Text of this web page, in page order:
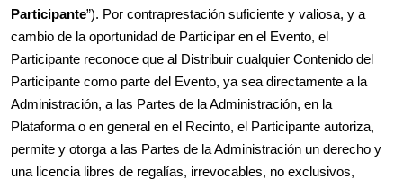
Participante”). Por contraprestación suficiente y valiosa, y a
cambio de la oportunidad de Participar en el Evento, el
Participante reconoce que al Distribuir cualquier Contenido del
Participante como parte del Evento, ya sea directamente a la
Administración, a las Partes de la Administración, en la
Plataforma o en general en el Recinto, el Participante autoriza,
permite y otorga a las Partes de la Administración un derecho y
una licencia libres de regalías, irrevocables, no exclusivos,